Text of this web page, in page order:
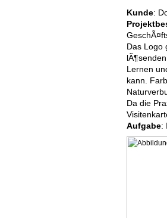
Kunde:
Das Logo
Lernen
kann.
Da die
Aufgabe: